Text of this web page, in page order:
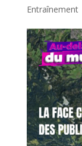
Entraînement